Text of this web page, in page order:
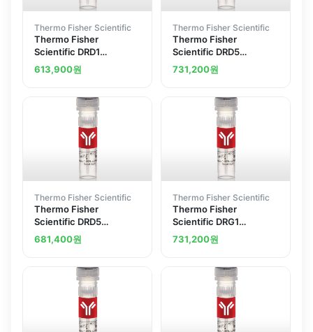
Thermo Fisher Scientific
Thermo Fisher
Scientific DRD1
Polyclonal Antibody
613,900원
Thermo Fisher Scientific
Thermo Fisher
Scientific DRD5
Polyclonal Antibody
731,200원
Thermo Fisher Scientific
Thermo Fisher
Scientific DRD5
Polyclonal Antibody
681,400원
Thermo Fisher Scientific
Thermo Fisher
Scientific DRG1
Polyclonal Antibody
731,200원